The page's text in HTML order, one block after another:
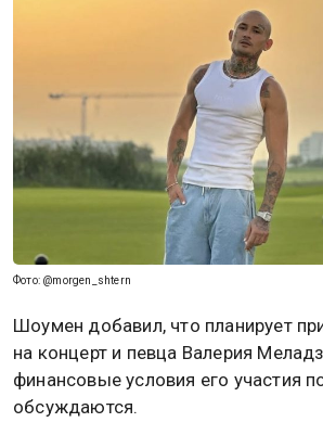
Фото: @morgen_shtern
Шоумен добавил, что планирует
на концерт и певца Валерия
финансовые условия его участия
обсуждаются.